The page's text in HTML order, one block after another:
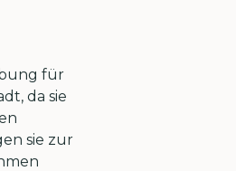
für
da sie
sie zur